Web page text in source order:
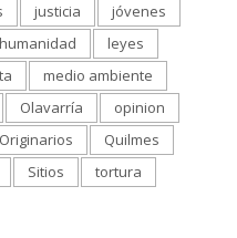
justicia
jóvenes
leyes
medio ambiente
Olavarría
opinion
Quilmes
Sitios
tortura